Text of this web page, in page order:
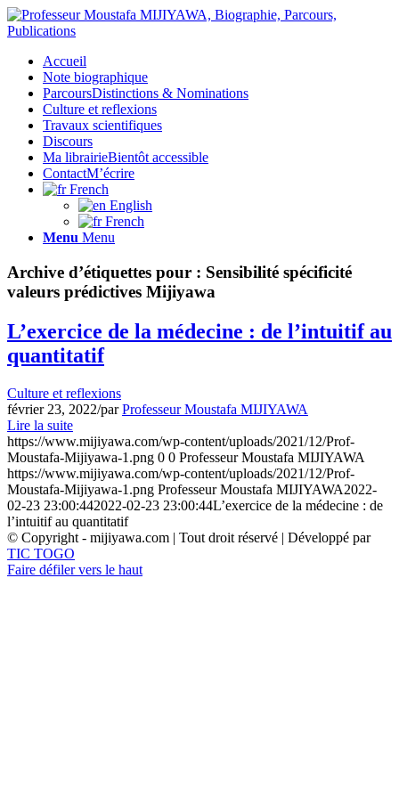
Accueil
Note biographique
ParcoursDistinctions & Nominations
Culture et reflexions
Travaux scientifiques
Discours
Ma librairieBientôt accessible
ContactM’écrire
French
English
French
Menu Menu
Archive d’étiquettes pour : Sensibilité spécificité
valeurs prédictives Mijiyawa
L’exercice de la médecine : de l’intuitif au
quantitatif
Culture et reflexions
février 23, 2022/parProfesseur Moustafa MIJIYAWA
Lire la suite
https://www.mijiyawa.com/wp-content/uploads/2021/12/Prof-
Moustafa-Mijiyawa-1.png 0 0 Professeur Moustafa MIJIYAWA
https://www.mijiyawa.com/wp-content/uploads/2021/12/Prof-
Moustafa-Mijiyawa-1.png Professeur Moustafa MIJIYAWA2022-
02-23 23:00:442022-02-23 23:00:44L’exercice de la médecine : de
l’intuitif au quantitatif
© Copyright - mijiyawa.com | Tout droit réservé | Développé par
TIC TOGO
Faire défiler vers le haut